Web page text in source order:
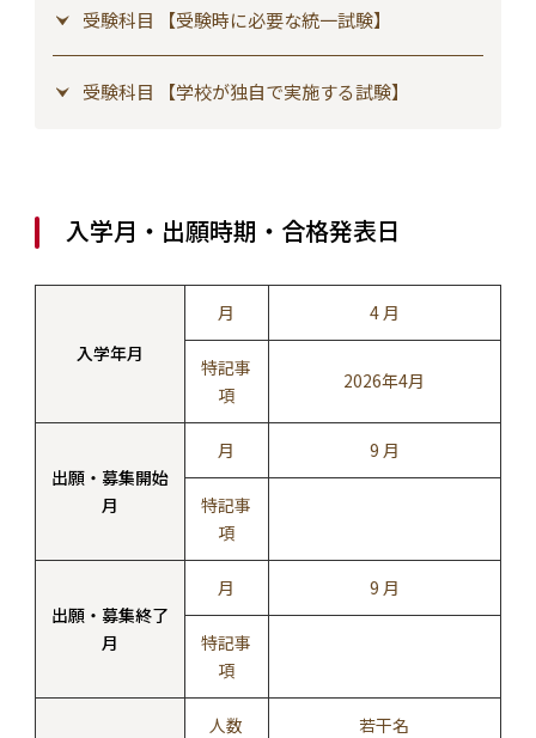
受験科目 【受験時に必要な統一試験】
受験科目 【学校が独自で実施する試験】
入学月・出願時期・合格発表日
入学年月
月 4 月
特記事
項
2026年4月
出願・募集開始
月
月 9 月
特記事
項
出願・募集終了
月
月 9 月
特記事
項
人数 若干名